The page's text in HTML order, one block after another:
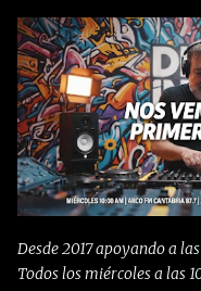
Desde 2017 apoyando a
Todos los miércoles a las